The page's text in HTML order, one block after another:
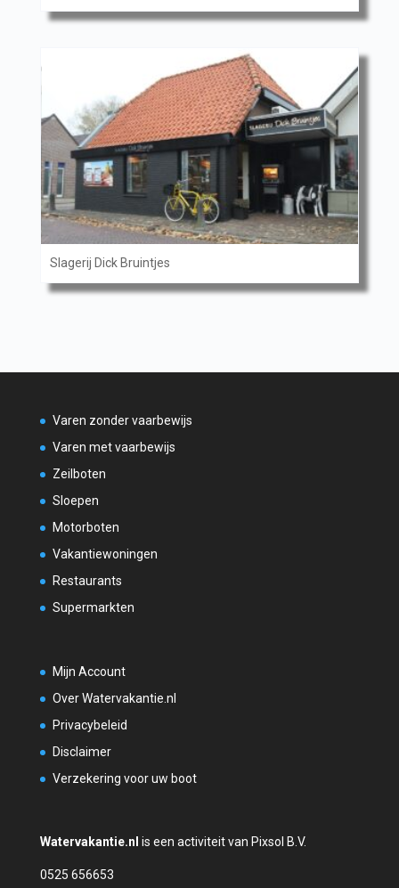
Slagerij Dick Bruintjes
Varen zonder vaarbewijs
Varen met vaarbewijs
Zeilboten
Sloepen
Motorboten
Vakantiewoningen
Restaurants
Supermarkten
Mijn Account
Over Watervakantie.nl
Privacybeleid
Disclaimer
Verzekering voor uw boot
Watervakantie.nl is een activiteit van Pixsol B.V.
0525 656653